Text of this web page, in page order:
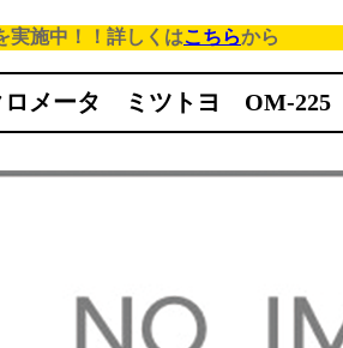
実施中！！詳しくはこちらから
ロメータ ミツトヨ OM-225